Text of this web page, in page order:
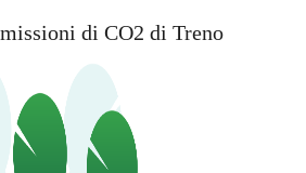
di CO2 di Treno